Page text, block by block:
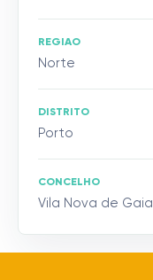
REGIAO
Norte
DISTRITO
Porto
CONCELHO
Vila Nova de Gaia